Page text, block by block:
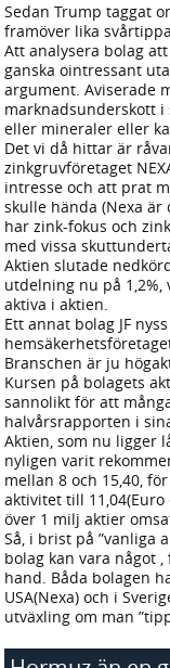
Sedan Trump taggat
framöver lika
Att analysera bolag
ganska ointressant
argument. Aviserade
marknadsunderskott
eller mineraler eller
Det vi då hittar är
zinkgruvföretaget
intresse och att prat
skulle hända (Nexa är
har zink-fokus och
med vissa
Aktien slutade
utdelning nu på 1,2%,
aktiva i aktien.
Ett annat bolag JF
Branschen är ju
Kursen på bolagets
sannolikt för att
halvårsrapporten i
Aktien, som nu ligger
nyligen varit
mellan 8 och 15,40,
aktivitet till
över 1 milj aktier
Så, i brist på ”vanliga
bolag kan vara något
hand. Båda bolagen
USA(Nexa) och i
utväxling om man